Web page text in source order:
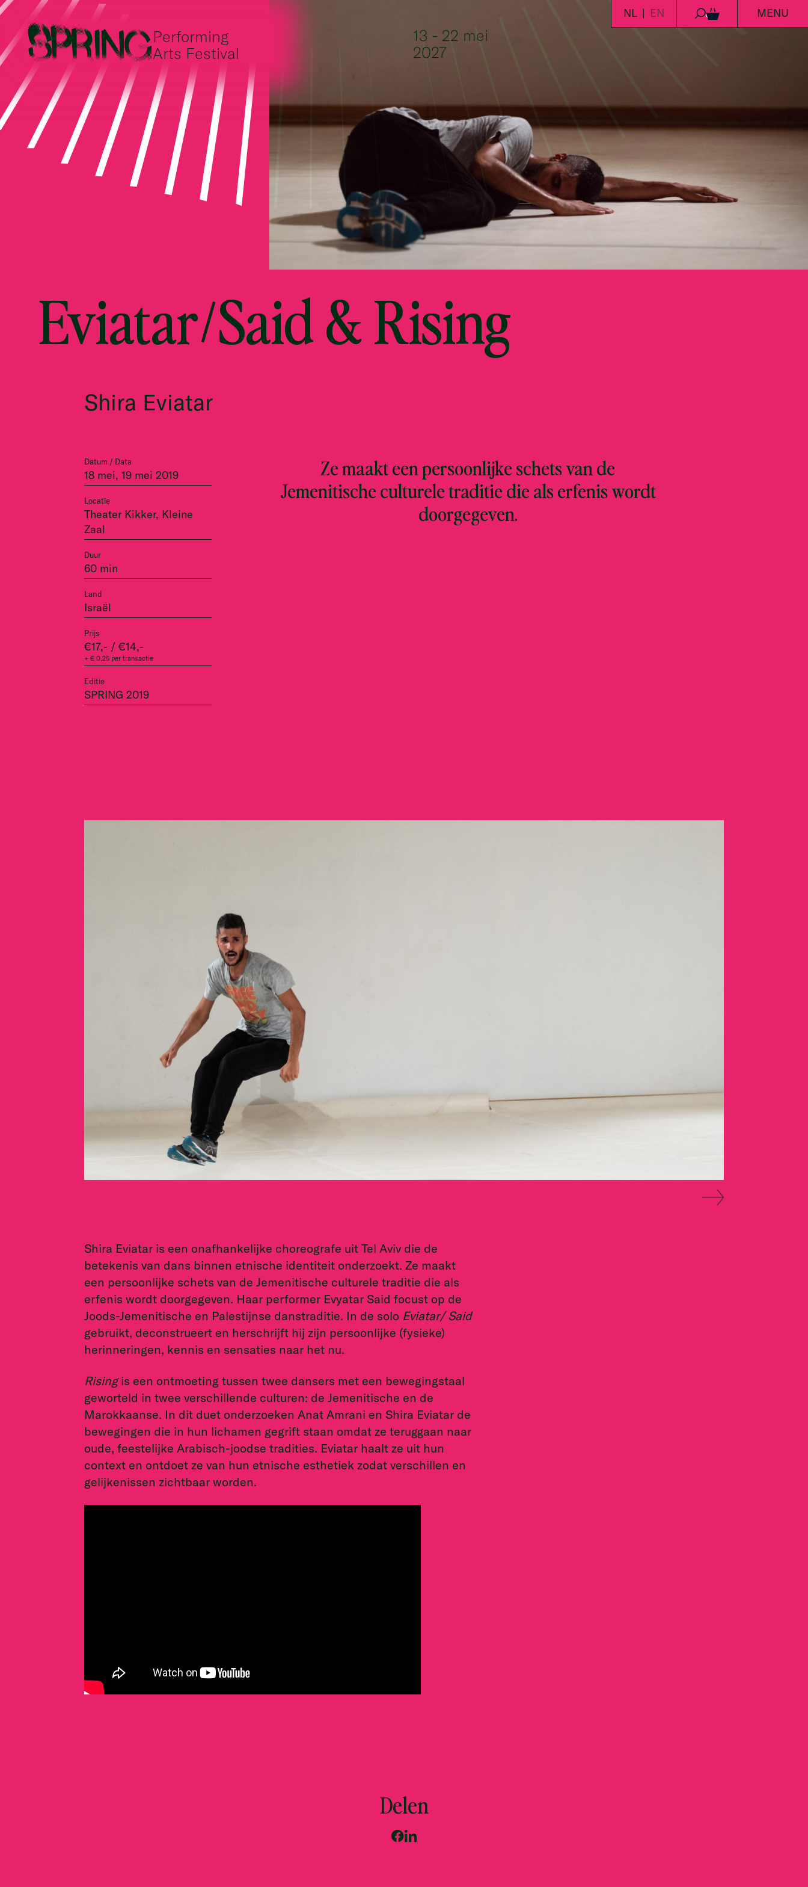
Performing
Arts Festival
13 - 22 mei
2027
NL EN 0 MENU
Eviatar/Said & Rising
Shira Eviatar
Datum / Data
18 mei, 19 mei 2019
Locatie
Theater Kikker, Kleine
Zaal
Duur
60 min
Land
Israël
Prijs
€17,- / €14,-
+ € 0,25 per transactie
Editie
SPRING 2019
Ze maakt een persoonlijke schets van de
Jemenitische culturele traditie die als erfenis wordt
doorgegeven.
Shira Eviatar is een onafhankelijke choreografe uit Tel Aviv die de
betekenis van dans binnen etnische identiteit onderzoekt. Ze maakt
een persoonlijke schets van de Jemenitische culturele traditie die als
erfenis wordt doorgegeven. Haar performer Evyatar Said focust op de
Joods-Jemenitische en Palestijnse danstraditie. In de solo Eviatar/ Said
gebruikt, deconstrueert en herschrijft hij zijn persoonlijke (fysieke)
herinneringen, kennis en sensaties naar het nu.
Risingis een ontmoeting tussen twee dansers met een bewegingstaal
geworteld in twee verschillende culturen: de Jemenitische en de
Marokkaanse. In dit duet onderzoeken Anat Amrani en Shira Eviatar de
bewegingen die in hun lichamen gegrift staan omdat ze teruggaan naar
oude, feestelijke Arabisch-joodse tradities. Eviatar haalt ze uit hun
context en ontdoet ze van hun etnische esthetiek zodat verschillen en
gelijkenissen zichtbaar worden.
Delen